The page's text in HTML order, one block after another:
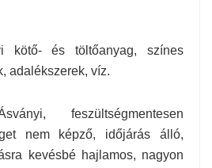
kötő- és töltőanyag, színes
adalékszerek, víz.
feszültségmentesen
nem képző, időjárás álló,
kevésbé hajlamos, nagyon